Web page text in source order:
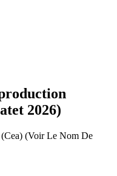
2026)
(Voir Le Nom De